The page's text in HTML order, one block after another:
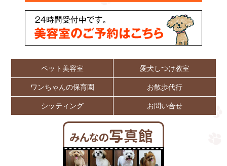
ペット美容室 愛犬しつけ教室
ワンちゃんの保育園 お散歩代行
シッティング お問い合せ